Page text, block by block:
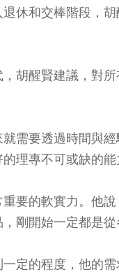
休和交棒階段，
胡醒賢建議，對
需要透過時間與
理專不可或缺的能
要的軟實力。他
剛開始一定都是從
定的程度，他的